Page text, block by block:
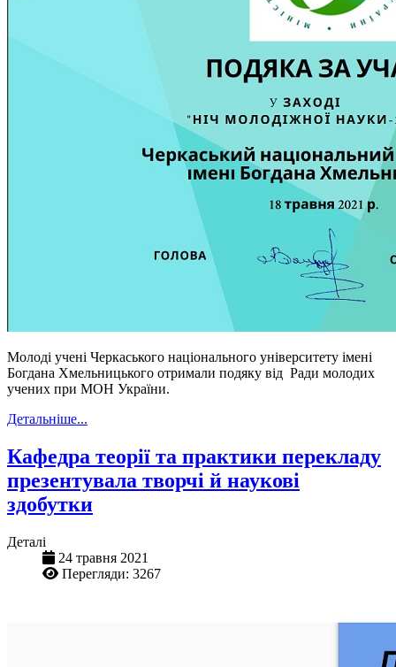
Молоді учені Черкаського національного університету імені
Богдана Хмельницького отримали подяку від Ради молодих
учених при МОН України.
Детальніше...
Кафедра теорії та практики перекладу
презентувала творчі й наукові
здобутки
Деталі
24 травня 2021
Перегляди: 3267